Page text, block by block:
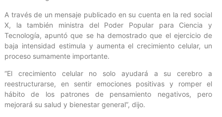
A través de un mensaje publicado en su cuenta en la red social
X, la también ministra del Poder Popular para Ciencia y
Tecnología, apuntó que se ha demostrado que el ejercicio de
baja intensidad estimula y aumenta el crecimiento celular, un
proceso sumamente importante.
“El crecimiento celular no solo ayudará a su cerebro a
reestructurarse, en sentir emociones positivas y romper el
hábito de los patrones de pensamiento negativos, pero
mejorará su salud y bienestar general”, dijo.